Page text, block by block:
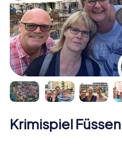
Krimispiel Füssen